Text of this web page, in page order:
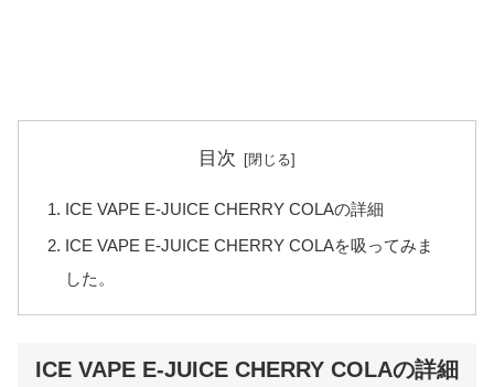
目次
ICE VAPE E-JUICE CHERRY COLAの詳細
ICE VAPE E-JUICE CHERRY COLAを吸ってみま
した。
ICE VAPE E-JUICE CHERRY COLAの詳細